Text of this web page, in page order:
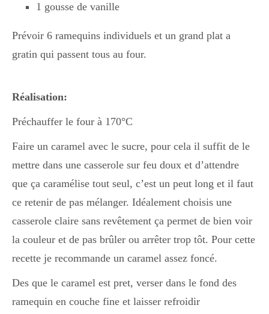
1 gousse de vanille
Prévoir 6 ramequins individuels et un grand plat a
gratin qui passent tous au four.
Réalisation:
Préchauffer le four à 170°C
Faire un caramel avec le sucre, pour cela il suffit de le
mettre dans une casserole sur feu doux et d’attendre
que ça caramélise tout seul, c’est un peut long et il faut
ce retenir de pas mélanger. Idéalement choisis une
casserole claire sans revêtement ça permet de bien voir
la couleur et de pas brûler ou arrêter trop tôt. Pour cette
recette je recommande un caramel assez foncé.
Des que le caramel est pret, verser dans le fond des
ramequin en couche fine et laisser refroidir